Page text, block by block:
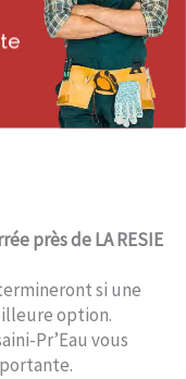
près de LA RESIE
si une
option.
Pr’Eau vous